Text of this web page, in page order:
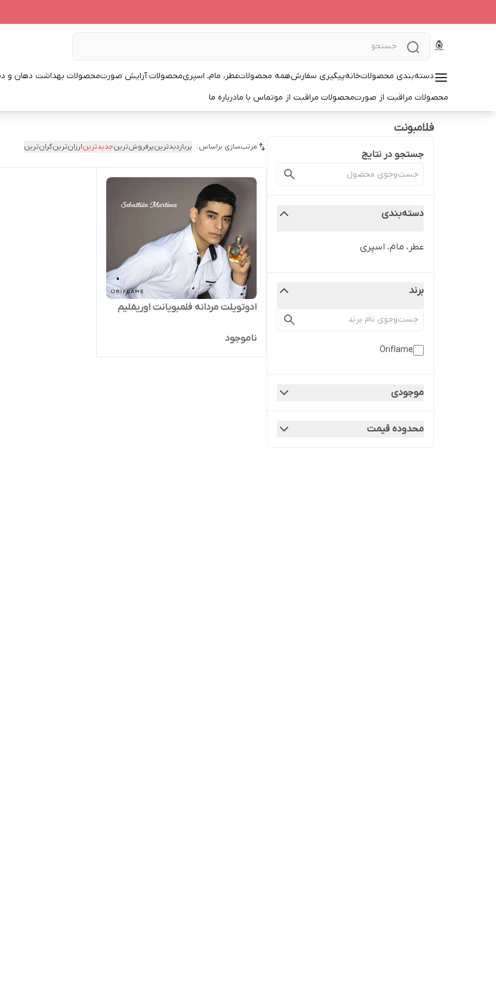
دسته‌بندی محصولاتخانهپیگیری سفارشهمه محصولاتعطر، مام، اسپریمحصولات آرایش صورتمحصولات بهداشت دهان و
محصولات مراقبت از صورتمحصولات مراقبت از موتماس با مادرباره ما
فلامبونت
جستجو در نتایج
دسته‌بندی
عطر، مام، اسپری
برند
Oriflame
موجودی
محدوده قیمت
مرتب‌سازی براساس: پربازدیدترینپرفروش‌ترینجدیدترینارزان‌ترینگران‌ترین
ادوتویلت مردانه فلمبویانت اوریفلیم
ناموجود